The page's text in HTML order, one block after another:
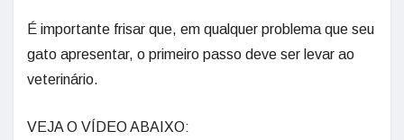
É importante frisar que, em qualquer problema que seu
gato apresentar, o primeiro passo deve ser levar ao
veterinário.
VEJA O VÍDEO ABAIXO: